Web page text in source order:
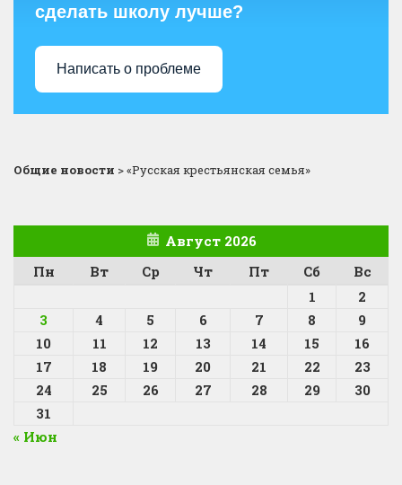
сделать школу лучше?
Написать о проблеме
Общие новости >«Русская крестьянская семья»
Август 2026
Пн
Вт Ср Чт Пт Сб
Вс
1
2
3
4 5 6 7 8
9
10
11 12 13 14 15
16
17
18 19 20 21 22
23
24
25 26 27 28 29
30
31
« Июн